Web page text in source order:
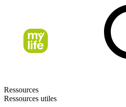
Ressources
Ressources utiles